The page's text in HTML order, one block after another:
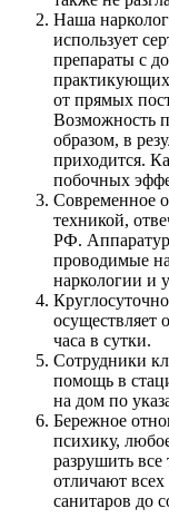
Наша
использует
препараты с
практикующих
от прямых
Возможность
образом, в
приходится.
побочных
Современное
техникой,
РФ.
проводимые
наркологии и
осуществляет
часа в сутки.
Сотрудники
помощь в
на дом по
Бережное
психику,
разрушить все
отличают
санитаров до